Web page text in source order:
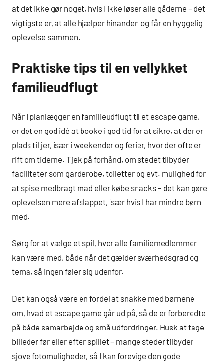
at det ikke gør noget, hvis I ikke løser alle gåderne – det
vigtigste er, at alle hjælper hinanden og får en hyggelig
oplevelse sammen.
Praktiske tips til en vellykket
familieudflugt
Når I planlægger en familieudflugt til et escape game,
er det en god idé at booke i god tid for at sikre, at der er
plads til jer, især i weekender og ferier, hvor der ofte er
rift om tiderne. Tjek på forhånd, om stedet tilbyder
faciliteter som garderobe, toiletter og evt. mulighed for
at spise medbragt mad eller købe snacks – det kan gøre
oplevelsen mere afslappet, især hvis I har mindre børn
med.
Sørg for at vælge et spil, hvor alle familiemedlemmer
kan være med, både når det gælder sværhedsgrad og
tema, så ingen føler sig udenfor.
Det kan også være en fordel at snakke med børnene
om, hvad et escape game går ud på, så de er forberedte
på både samarbejde og små udfordringer. Husk at tage
billeder før eller efter spillet – mange steder tilbyder
sjove fotomuligheder, så I kan forevige den gode